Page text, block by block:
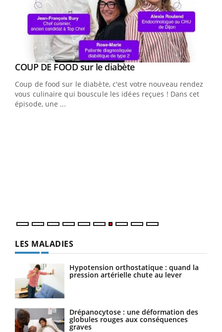
Youtube
COUP DE FOOD sur le diabèteYoutube
Coup de food sur le diabète, c'est votre nouveau rendez-
vous culinaire qui bouscule les idées reçues ! Dans cet
épisode, une ...
LES MALADIES
Hypotension orthostatique : quand la
pression artérielle chute au lever
Drépanocytose : une déformation des
globules rouges aux conséquences
graves